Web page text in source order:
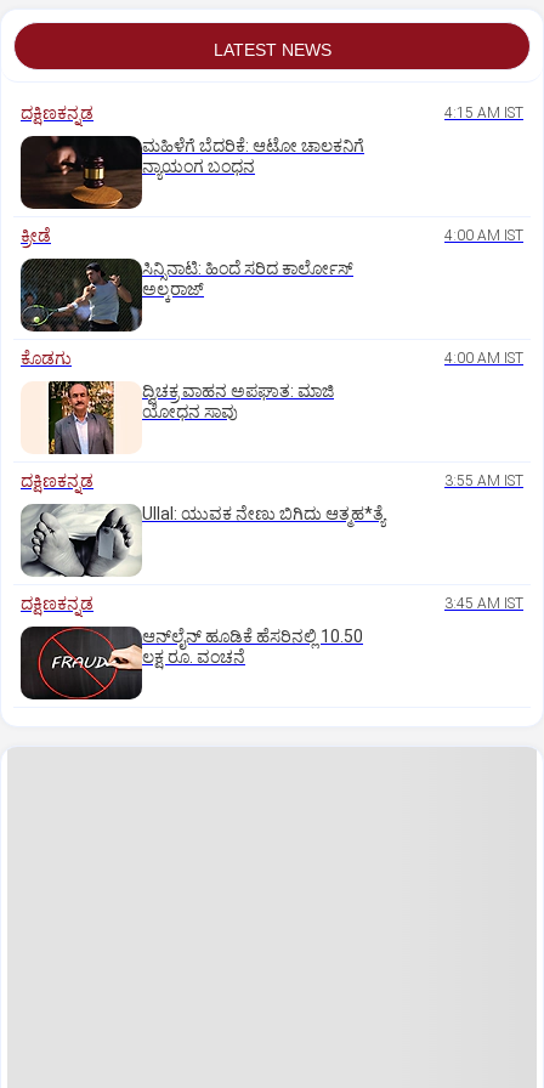
LATEST NEWS
ದಕ್ಷಿಣಕನ್ನಡ 4:15 AM IST
ಮಹಿಳೆಗೆ ಬೆದರಿಕೆ: ಆಟೋ ಚಾಲಕನಿಗೆ
ನ್ಯಾಯಂಗ ಬಂಧನ
ಕ್ರೀಡೆ 4:00 AM IST
ಸಿನ್ಸಿನಾಟಿ: ಹಿಂದೆ ಸರಿದ ಕಾರ್ಲೋಸ್‌
ಅಲ್ಕರಾಜ್‌
ಕೊಡಗು 4:00 AM IST
ದ್ವಿಚಕ್ರ ವಾಹನ ಅಪಘಾತ: ಮಾಜಿ
ಯೋಧನ ಸಾವು
ದಕ್ಷಿಣಕನ್ನಡ 3:55 AM IST
Ullal: ಯುವಕ ನೇಣು ಬಿಗಿದು ಆತ್ಮಹ*ತ್ಯೆ
ದಕ್ಷಿಣಕನ್ನಡ 3:45 AM IST
ಆನ್‌ಲೈನ್‌ ಹೂಡಿಕೆ ಹೆಸರಿನಲ್ಲಿ 10.50
ಲಕ್ಷ ರೂ. ವಂಚನೆ